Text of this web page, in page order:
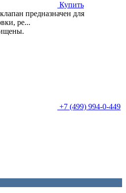
Купить
предназначен для
ре...
+7 (499) 994-0-449